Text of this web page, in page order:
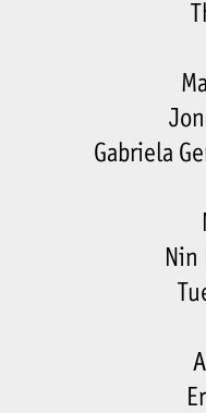
Gabriela
Nin